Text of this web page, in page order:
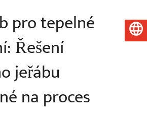
pro tepelné
Řešení
jeřábu
na proces
Čeština